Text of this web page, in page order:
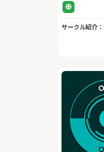
サークル紹介：